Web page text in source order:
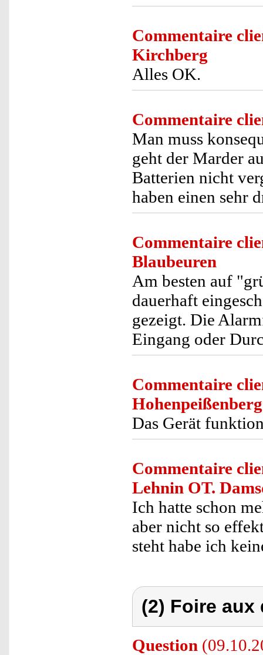
Commentaire
Kirchberg
Alles OK.
Commentaire
Man muss
geht der Marder
Batterien nicht
haben einen sehr
Commentaire
Blaubeuren
Am besten auf
dauerhaft
gezeigt. Die
Eingang oder
Commentaire
Hohenpeißenberg
Das Gerät
Commentaire
Lehnin OT.
Ich hatte schon
aber nicht so
steht habe ich
(2) Foire
Question